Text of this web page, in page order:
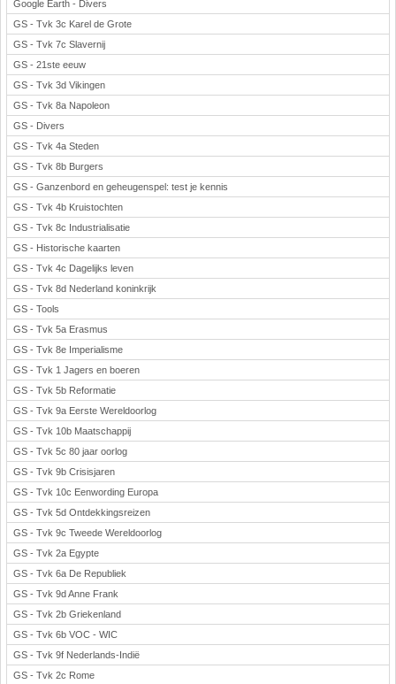
Google Earth - Divers
GS - Tvk 3c Karel de Grote
GS - Tvk 7c Slavernij
GS - 21ste eeuw
GS - Tvk 3d Vikingen
GS - Tvk 8a Napoleon
GS - Divers
GS - Tvk 4a Steden
GS - Tvk 8b Burgers
GS - Ganzenbord en geheugenspel: test je kennis
GS - Tvk 4b Kruistochten
GS - Tvk 8c Industrialisatie
GS - Historische kaarten
GS - Tvk 4c Dagelijks leven
GS - Tvk 8d Nederland koninkrijk
GS - Tools
GS - Tvk 5a Erasmus
GS - Tvk 8e Imperialisme
GS - Tvk 1 Jagers en boeren
GS - Tvk 5b Reformatie
GS - Tvk 9a Eerste Wereldoorlog
GS - Tvk 10b Maatschappij
GS - Tvk 5c 80 jaar oorlog
GS - Tvk 9b Crisisjaren
GS - Tvk 10c Eenwording Europa
GS - Tvk 5d Ontdekkingsreizen
GS - Tvk 9c Tweede Wereldoorlog
GS - Tvk 2a Egypte
GS - Tvk 6a De Republiek
GS - Tvk 9d Anne Frank
GS - Tvk 2b Griekenland
GS - Tvk 6b VOC - WIC
GS - Tvk 9f Nederlands-Indië
GS - Tvk 2c Rome